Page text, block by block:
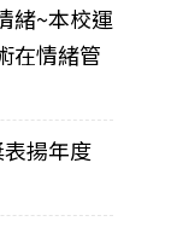
緒~本校運
在情緒管
揚年度